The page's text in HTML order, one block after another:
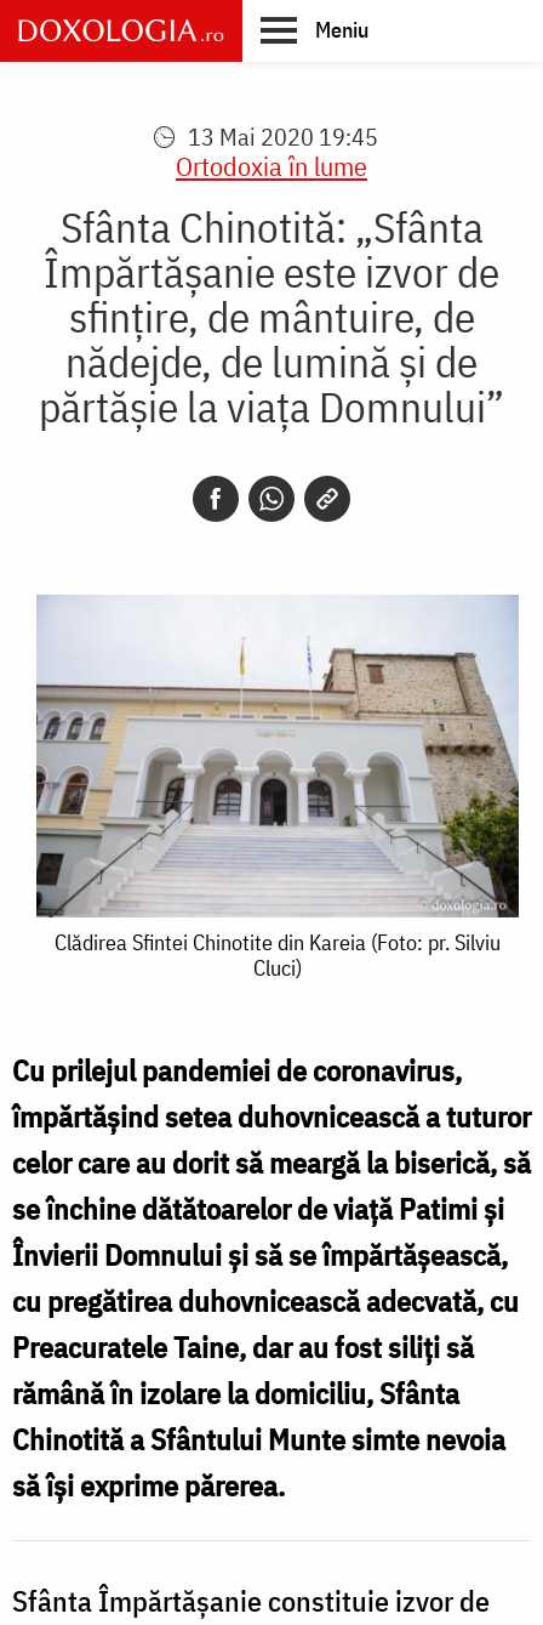
Skip
to
main
Meniu
13 Mai 2020 19:45
Ortodoxia în lume
Sfânta Chinotită: „Sfânta
Împărtășanie este izvor de
sfințire, de mântuire, de
nădejde, de lumină și de
părtășie la viața Domnului”
Clădirea
din
Kareia
(Foto:
pr.
Silviu
Clădirea Sfintei Chinotite din Kareia (Foto: pr. Silviu
Cluci)
Cu prilejul pandemiei de coronavirus,
împărtășind setea duhovnicească a tuturor
celor care au dorit să meargă la biserică, să
se închine dătătoarelor de viață Patimi și
Învierii Domnului și să se împărtășească,
cu pregătirea duhovnicească adecvată, cu
Preacuratele Taine, dar au fost siliți să
rămână în izolare la domiciliu, Sfânta
Chinotită a Sfântului Munte simte nevoia
să își exprime părerea.
Sfânta Împărtășanie constituie izvor de